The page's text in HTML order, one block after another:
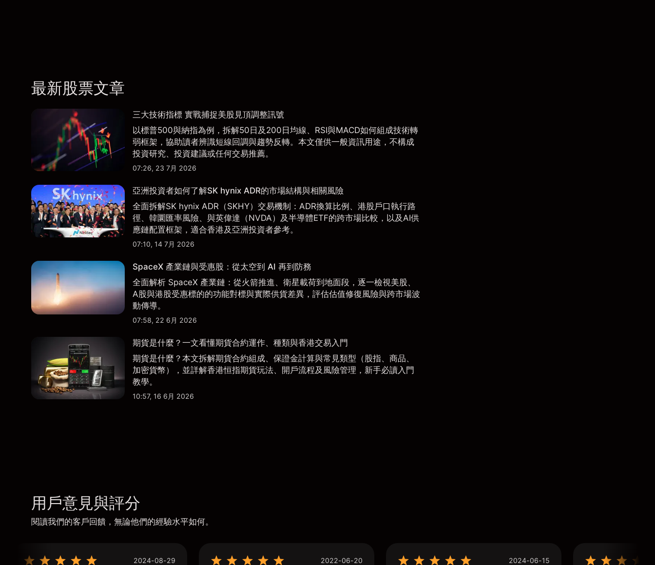
最新股票文章
三大技術指標 實戰捕捉美股見頂調整訊號
以標普500與納指為例，拆解50日及200日均線、RSI與MACD如何組成技術轉
弱框架，協助讀者辨識短線回調與趨勢反轉。本文僅供一般資訊用途，不構成
投資研究、投資建議或任何交易推薦。
07:26, 23 7月 2026
亞洲投資者如何了解SK hynix ADR的市場結構與相關風險
全面拆解SK hynix ADR（SKHY）交易機制：ADR換算比例、港股戶口執行路
徑、韓圜匯率風險、與英偉達（NVDA）及半導體ETF的跨市場比較，以及AI供
應鏈配置框架，適合香港及亞洲投資者參考。
07:10, 14 7月 2026
SpaceX 產業鏈與受惠股：從太空到 AI 再到防務
全面解析 SpaceX 產業鏈：從火箭推進、衛星載荷到地面段，逐一檢視美股、
A股與港股受惠標的的功能對標與實際供貨差異，評估估值修復風險與跨市場波
動傳導。
07:58, 22 6月 2026
期貨是什麼？一文看懂期貨合約運作、種類與香港交易入門
期貨是什麼？本文拆解期貨合約組成、保證金計算與常見類型（股指、商品、
加密貨幣），並詳解香港恒指期貨玩法、開戶流程及風險管理，新手必讀入門
教學。
10:57, 16 6月 2026
用戶意見與評分
閱讀我們的客戶回饋，無論他們的經驗水平如何。
2024-08-29 2022-06-20 2024-06-15